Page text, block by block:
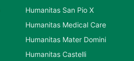
Humanitas San Pio X
Humanitas Medical Care
Humanitas Mater Domini
Humanitas Castelli